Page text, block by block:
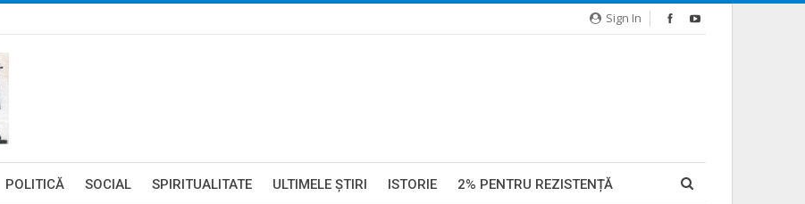
Sign In
POLITICĂ SOCIAL SPIRITUALITATE ULTIMELE ŞTIRI ISTORIE 2% PENTRU REZISTENȚĂ